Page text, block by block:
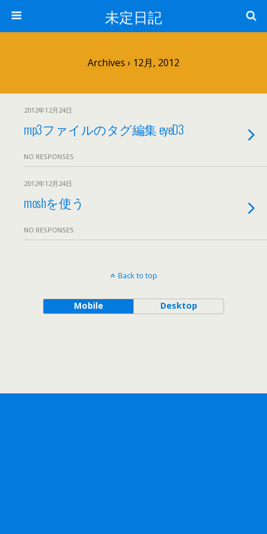
未定日記
Archives › 12月, 2012
2012年12月24日
mp3ファイルのタグ編集 eyeD3
NO RESPONSES
2012年12月24日
moshを使う
NO RESPONSES
Back to top
Mobile Desktop